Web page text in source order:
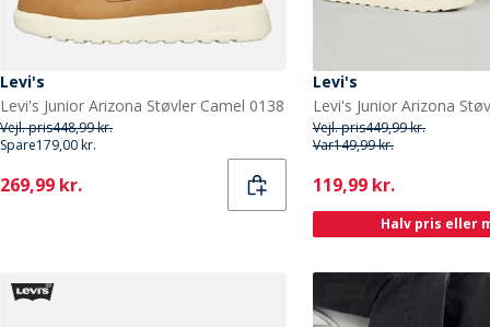
Levi's
Levi's Junior Arizona Støvler Camel 0138
Vejl. pris448,99 kr.
Spare179,00 kr.
Current
269,99 kr.
Levi's
Vejl. pris449,99 kr.
Var149,99 kr.
Current
119,99 kr.
Halv pris eller